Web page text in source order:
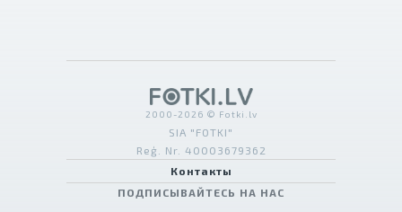
2000-2026 © Fotki.lv
SIA "FOTKI"
Reģ. Nr. 40003679362
Контакты
ПОДПИСЫВАЙТЕСЬ НА НАС